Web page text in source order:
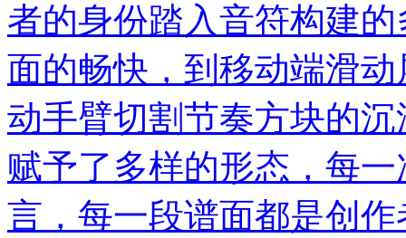
者的身份踏入音符构建
面的畅快，到移动端滑
动手臂切割节奏方块的
赋予了多样的形态，每
言，每一段谱面都是创